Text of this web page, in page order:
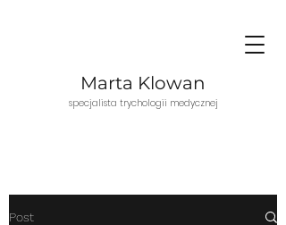
Marta Klowan
specjalista trychologii medycznej
Post